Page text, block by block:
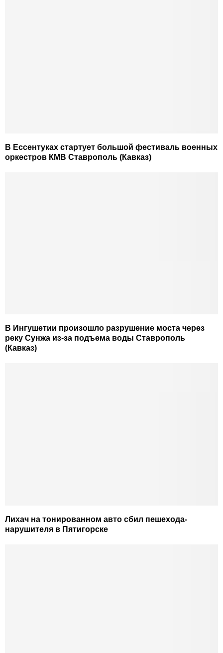
В Ессентуках стартует большой фестиваль военных
оркестров КМВ Ставрополь (Кавказ)
В Ингушетии произошло разрушение моста через
реку Сунжа из-за подъема воды Ставрополь
(Кавказ)
Лихач на тонированном авто сбил пешехода-
нарушителя в Пятигорске